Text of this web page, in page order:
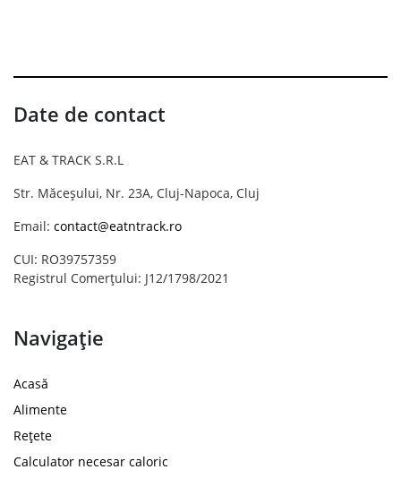
Date de contact
EAT & TRACK S.R.L
Str. Măceșului, Nr. 23A, Cluj-Napoca, Cluj
Email: contact@eatntrack.ro
CUI: RO39757359
Registrul Comerțului: J12/1798/2021
Navigație
Acasă
Alimente
Rețete
Calculator necesar caloric